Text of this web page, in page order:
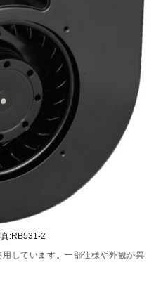
:RB531-2
しています。一部仕様や外観が異